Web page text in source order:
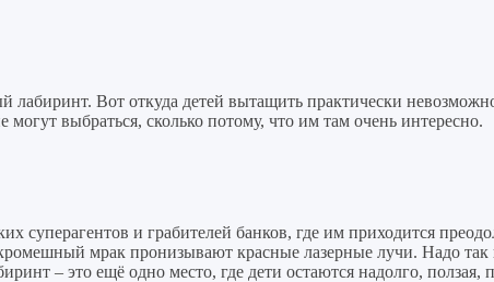
лабиринт. Вот откуда детей вытащить практически
могут выбраться, сколько потому, что им там очень интересно.
суперагентов и грабителей банков, где им приходится
мрак пронизывают красные лазерные лучи. Надо
– это ещё одно место, где дети остаются надолго, ползая,